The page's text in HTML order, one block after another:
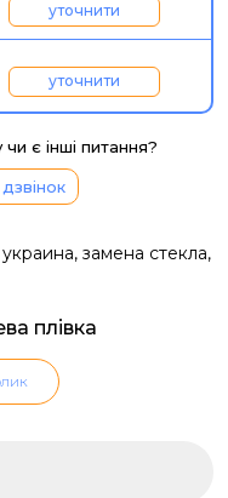
уточнити
уточнити
є інші питання?
плівка